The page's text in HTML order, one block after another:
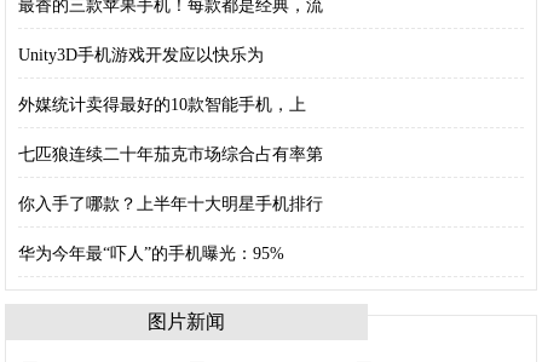
最香的三款苹果手机！每款都是经典，流
Unity3D手机游戏开发应以快乐为
外媒统计卖得最好的10款智能手机，上
七匹狼连续二十年茄克市场综合占有率第
你入手了哪款？上半年十大明星手机排行
华为今年最“吓人”的手机曝光：95%
图片新闻